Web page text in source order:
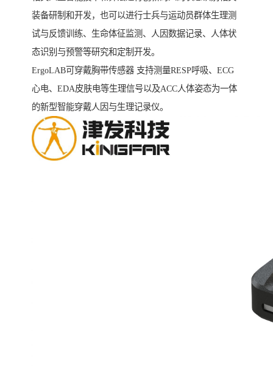
装备研制和开发，也可以进行士兵与运动员群体生理测
试与反馈训练、生命体征监测、人因数据记录、人体状
态识别与预警等研究和定制开发。
ErgoLAB可穿戴胸带传感器 支持测量RESP呼吸、ECG
心电、EDA皮肤电等生理信号以及ACC人体姿态为一体
的新型智能穿戴人因与生理记录仪。